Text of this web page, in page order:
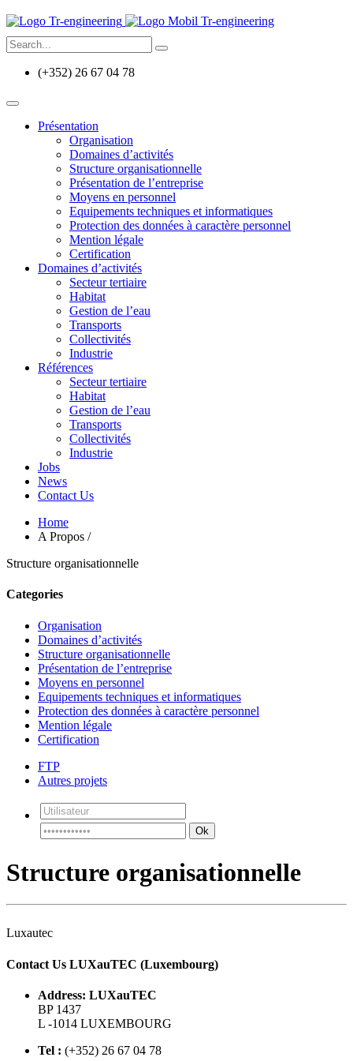
(+352) 26 67 04 78
Présentation
Organisation
Domaines d’activités
Structure organisationnelle
Présentation de l’entreprise
Moyens en personnel
Equipements techniques et informatiques
Protection des données à caractère personnel
Mention légale
Certification
Domaines d’activités
Secteur tertiaire
Habitat
Gestion de l’eau
Transports
Collectivités
Industrie
Références
Secteur tertiaire
Habitat
Gestion de l’eau
Transports
Collectivités
Industrie
Jobs
News
Contact Us
Home
A Propos /
Structure organisationnelle
Categories
Organisation
Domaines d’activités
Structure organisationnelle
Présentation de l’entreprise
Moyens en personnel
Equipements techniques et informatiques
Protection des données à caractère personnel
Mention légale
Certification
FTP
Autres projets
Ok
Structure organisationnelle
Luxautec
Contact Us LUXauTEC (Luxembourg)
Address: LUXauTEC
BP 1437
L -1014 LUXEMBOURG
Tel : (+352) 26 67 04 78